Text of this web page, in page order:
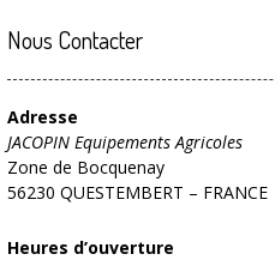
Nous Contacter
Adresse
JACOPIN Equipements Agricoles
Zone de Bocquenay
56230 QUESTEMBERT – FRANCE
Heures d’ouverture